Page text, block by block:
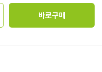
바로구매